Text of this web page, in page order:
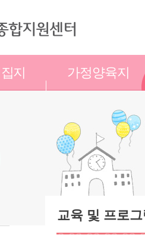
지
가정양육지
교육 및 프로